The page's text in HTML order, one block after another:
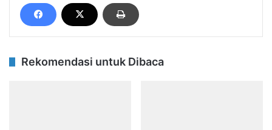
Rekomendasi untuk Dibaca